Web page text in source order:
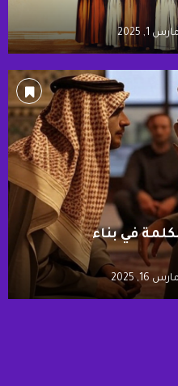
1, 2025
في بناء
مارس 16, 2025